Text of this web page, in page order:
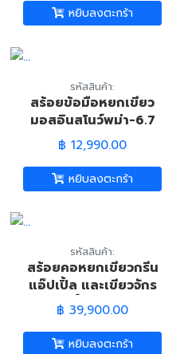
หยิบลงตะกร้า
รหัสสินค้า:
สร้อยข้อมือหยกเขียว
มอสอินสโนว์พม่า-6.7
มม. (Burmese Green
Jade Bracelet)
฿ 12,990.00
หยิบลงตะกร้า
รหัสสินค้า:
สร้อยคอหยกเขียวกรีน
แอ๊ปเปิ้ล และเขียวจักร
พรรดิ์พม่า-7มม.
(Burmese Jade
Necklace)
฿ 39,900.00
หยิบลงตะกร้า